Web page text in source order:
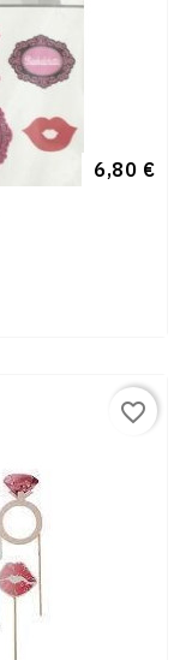
Preço
6,80 €
favorite_border